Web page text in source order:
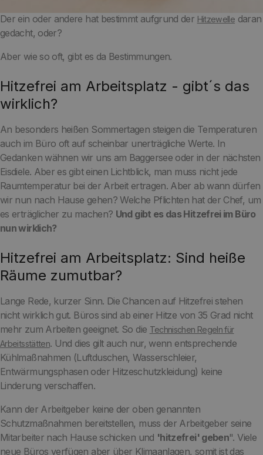
Der ein oder andere hat bestimmt aufgrund der Hitzewelle daran
gedacht, oder?
Aber wie so oft, gibt es da Bestimmungen.
Hitzefrei am Arbeitsplatz - gibt´s das
wirklich?
An besonders heißen Sommertagen steigen die Temperaturen
auch im Büro oft auf scheinbar unerträgliche Werte. In
Gedanken wähnen wir uns am Baggersee oder in der nächsten
Eisdiele. Aber es gibt einen Lichtblick, man muss nicht jede
Raumtemperatur bei der Arbeit ertragen. Aber ab wann dürfen
wir nun nach Hause gehen? Welche Pflichten hat der Chef, um
es erträglicher zu machen? Und gibt es das Hitzefrei im Büro
nun wirklich?
Hitzefrei am Arbeitsplatz: Sind heiße
Räume zumutbar?
Lange Rede, kurzer Sinn. Die Chancen auf Hitzefrei stehen
nicht wirklich gut. Büros sind ab einer Hitze von 35 Grad nicht
mehr zum Arbeiten geeignet. So die Technischen Regeln für
Arbeitsstätten. Und dies gilt auch nur, wenn entsprechende
Kühlmaßnahmen (Luftduschen, Wasserschleier,
Entwärmungsphasen oder Hitzeschutzkleidung) keine
Linderung verschaffen.
Kann der Arbeitgeber keine der oben genannten
Schutzmaßnahmen bereitstellen, muss der Arbeitgeber seine
Mitarbeiter nach Hause schicken und 'hitzefrei' geben". Viele
neue Büros verfügen aber über Klimaanlagen, somit ist das